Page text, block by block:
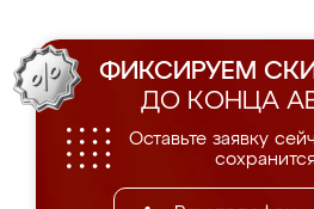
ФИКСИРУЕМ
ДО КОНЦА
Оставьте заявку